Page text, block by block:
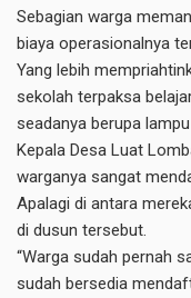
Sebagian warga
biaya operasionalnya
Yang lebih
sekolah terpaksa
seadanya berupa
Kepala Desa Luat
warganya sangat
Apalagi di antara
di dusun tersebut.
“Warga sudah pernah
sudah bersedia